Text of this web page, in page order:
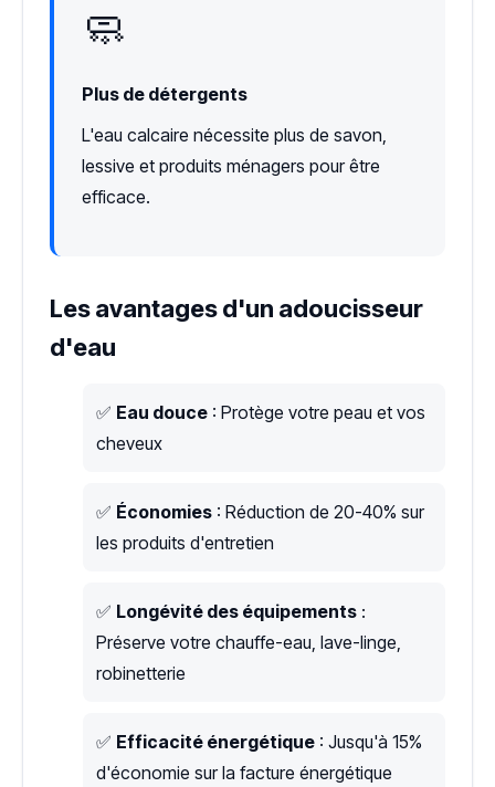
🧼
Plus de détergents
L'eau calcaire nécessite plus de savon,
lessive et produits ménagers pour être
efficace.
Les avantages d'un adoucisseur
d'eau
✅ Eau douce : Protège votre peau et vos
cheveux
✅ Économies : Réduction de 20-40% sur
les produits d'entretien
✅ Longévité des équipements :
Préserve votre chauffe-eau, lave-linge,
robinetterie
✅ Efficacité énergétique : Jusqu'à 15%
d'économie sur la facture énergétique